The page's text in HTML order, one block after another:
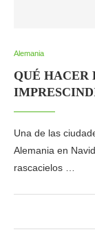
Alemania
QUÉ HACER
Una de las
Alemania en
rascacielos …